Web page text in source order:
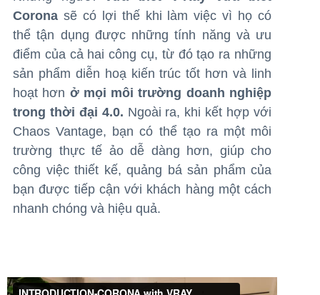
Corona sẽ có lợi thế khi làm việc vì họ có
thể tận dụng được những tính năng và ưu
điểm của cả hai công cụ, từ đó tạo ra những
sản phẩm diễn hoạ kiến trúc tốt hơn và linh
hoạt hơn ở mọi môi trường doanh nghiệp
trong thời đại 4.0. Ngoài ra, khi kết hợp với
Chaos Vantage, bạn có thể tạo ra một môi
trường thực tế ảo dễ dàng hơn, giúp cho
công việc thiết kế, quảng bá sản phẩm của
bạn được tiếp cận với khách hàng một cách
nhanh chóng và hiệu quả.